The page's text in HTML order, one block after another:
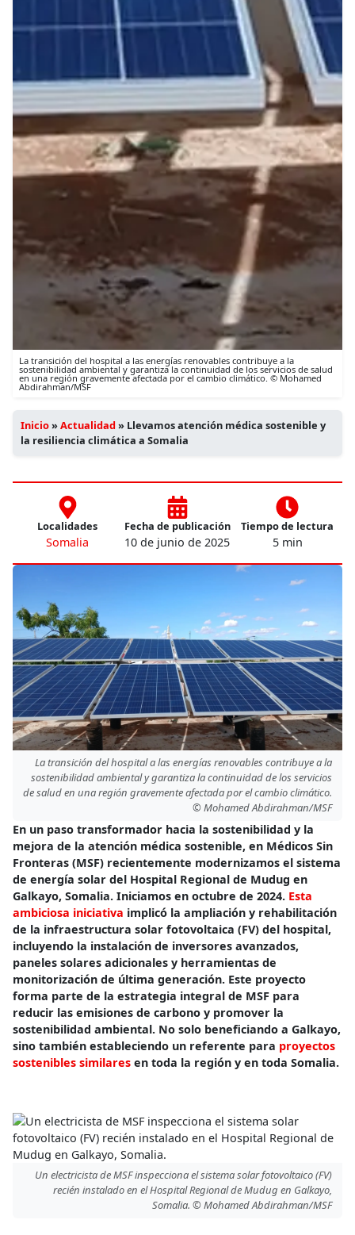
La transición del hospital a las energías renovables contribuye a la
sostenibilidad ambiental y garantiza la continuidad de los servicios de salud
en una región gravemente afectada por el cambio climático. © Mohamed
Abdirahman/MSF
Inicio»Actualidad» Llevamos atención médica sostenible y
la resiliencia climática a Somalia
Localidades
Somalia
Fecha de publicación
10 de junio de 2025
Tiempo de lectura
5 min
La transición del hospital a las energías renovables contribuye a la
sostenibilidad ambiental y garantiza la continuidad de los servicios
de salud en una región gravemente afectada por el cambio climático.
© Mohamed Abdirahman/MSF
En un paso transformador hacia la sostenibilidad y la
mejora de la atención médica sostenible, en Médicos Sin
Fronteras (MSF) recientemente modernizamos el sistema
de energía solar del Hospital Regional de Mudug en
Galkayo, Somalia. Iniciamos en octubre de 2024. Esta
ambiciosa iniciativa implicó la ampliación y rehabilitación
de la infraestructura solar fotovoltaica (FV) del hospital,
incluyendo la instalación de inversores avanzados,
paneles solares adicionales y herramientas de
monitorización de última generación. Este proyecto
forma parte de la estrategia integral de MSF para
reducir las emisiones de carbono y promover la
sostenibilidad ambiental. No solo beneficiando a Galkayo,
sino también estableciendo un referente para proyectos
sostenibles similares en toda la región y en toda Somalia.
Un electricista de MSF inspecciona el sistema solar fotovoltaico (FV)
recién instalado en el Hospital Regional de Mudug en Galkayo,
Somalia. © Mohamed Abdirahman/MSF